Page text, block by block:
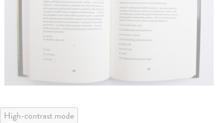
High-contrast mode